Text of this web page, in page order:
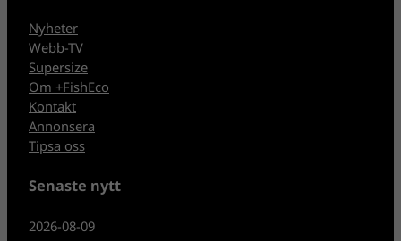
Nyheter
Webb-TV
Supersize
Om +FishEco
Kontakt
Annonsera
Tipsa oss
Senaste nytt
2026-08-09